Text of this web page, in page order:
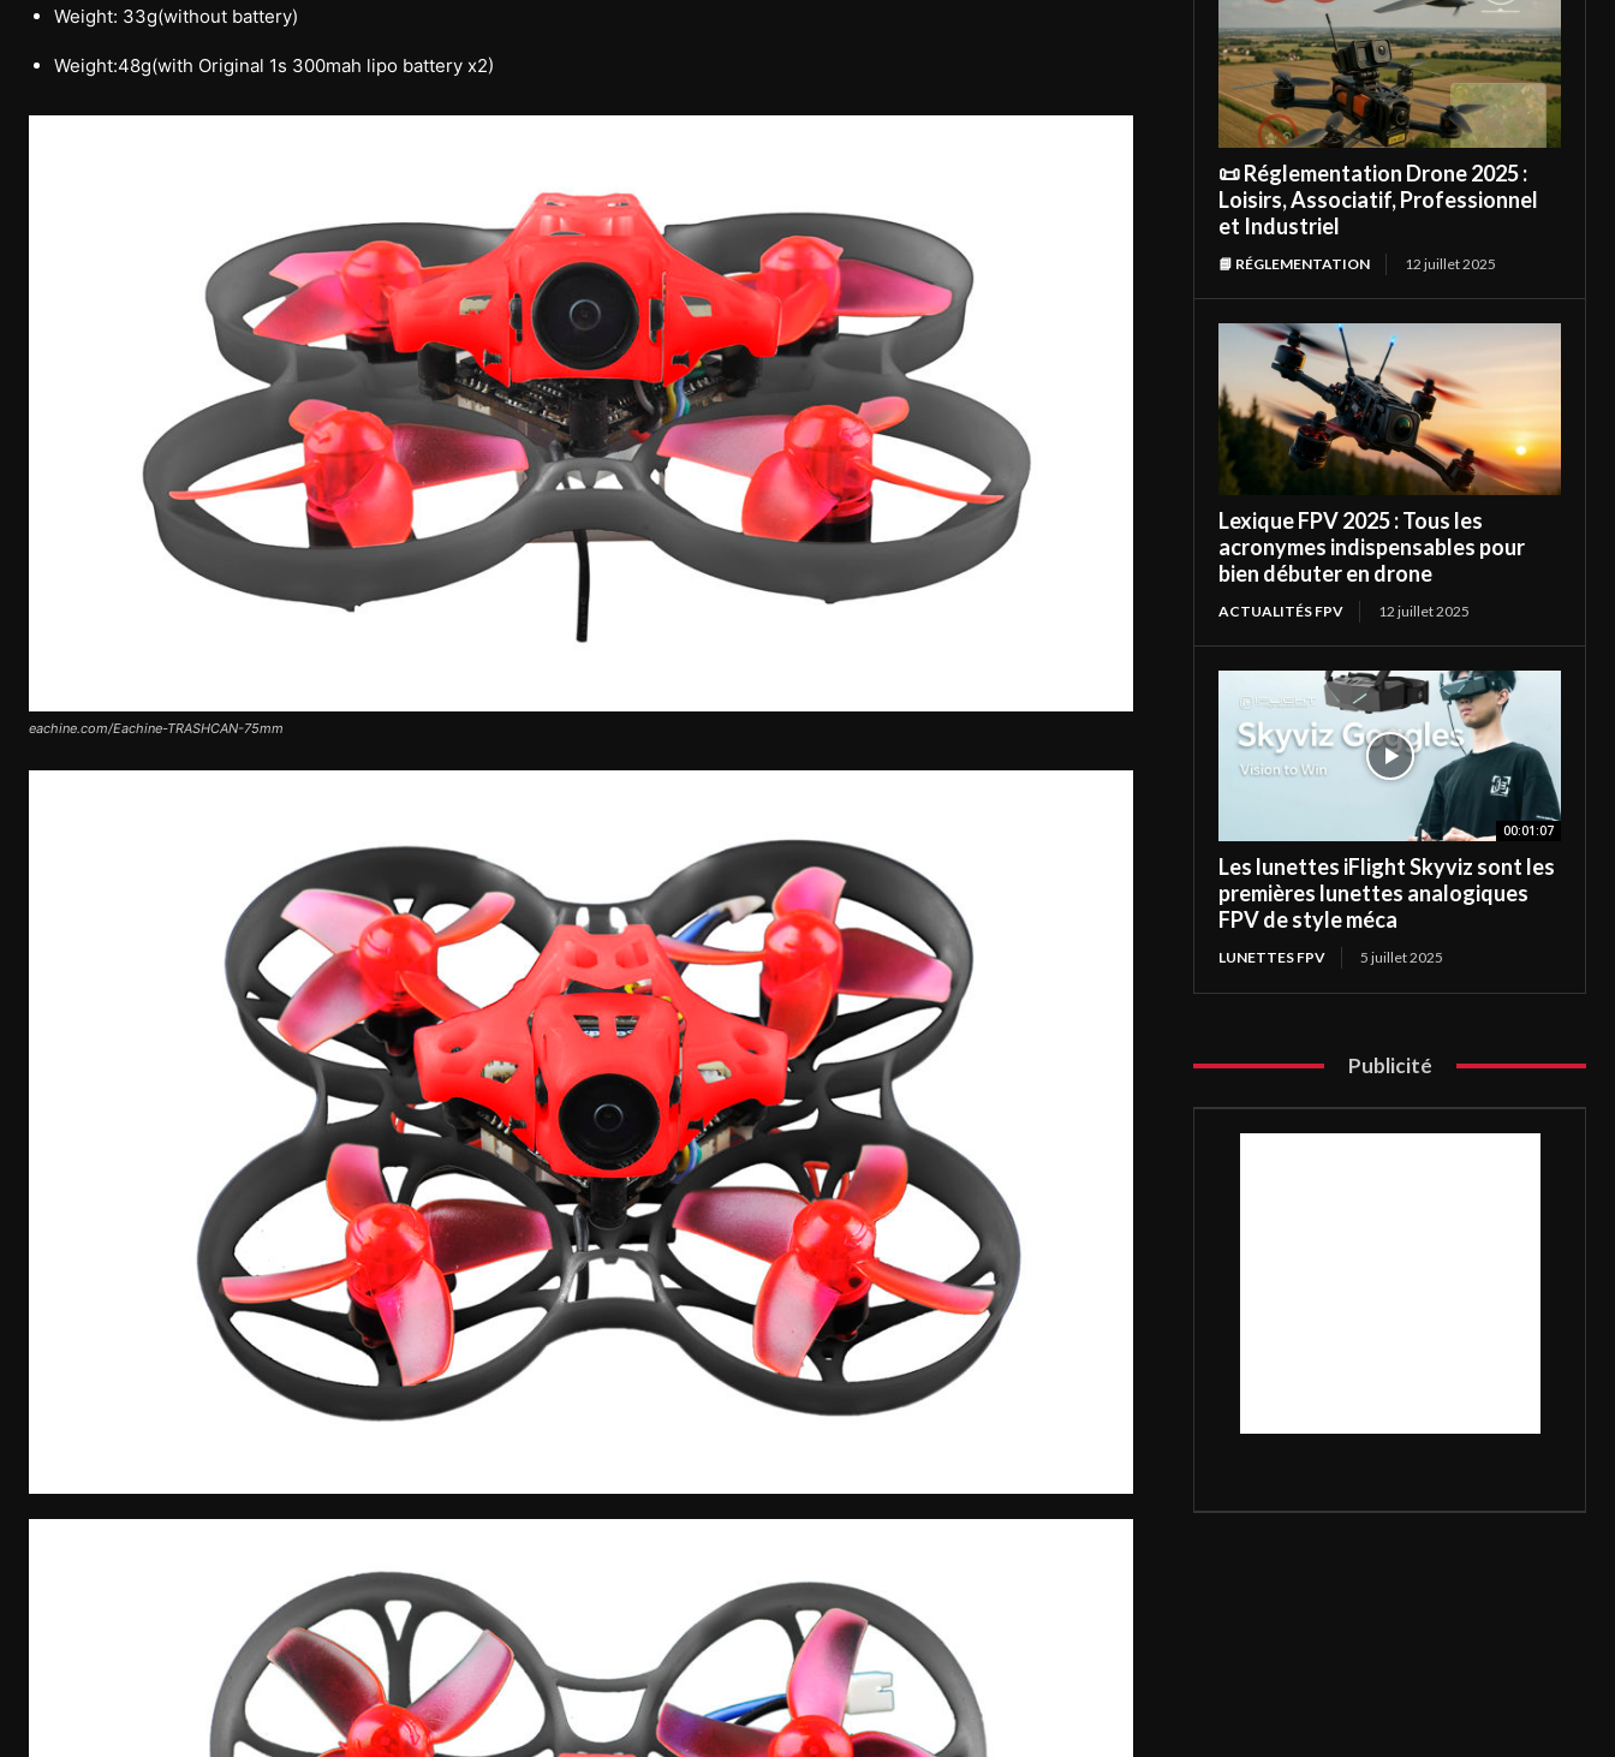
Weight: 33g(without battery)
Weight:48g(with Original 1s 300mah lipo battery x2)
eachine.com/Eachine-TRASHCAN-75mm
📜 Réglementation Drone 2025 :
Loisirs, Associatif, Professionnel
et Industriel
📘 RÉGLEMENTATION 12 juillet 2025
Lexique FPV 2025 : Tous les
acronymes indispensables pour
bien débuter en drone
ACTUALITÉS FPV 12 juillet 2025
00:01:07
Les lunettes iFlight Skyviz sont les
premières lunettes analogiques
FPV de style méca
LUNETTES FPV 5 juillet 2025
Publicité